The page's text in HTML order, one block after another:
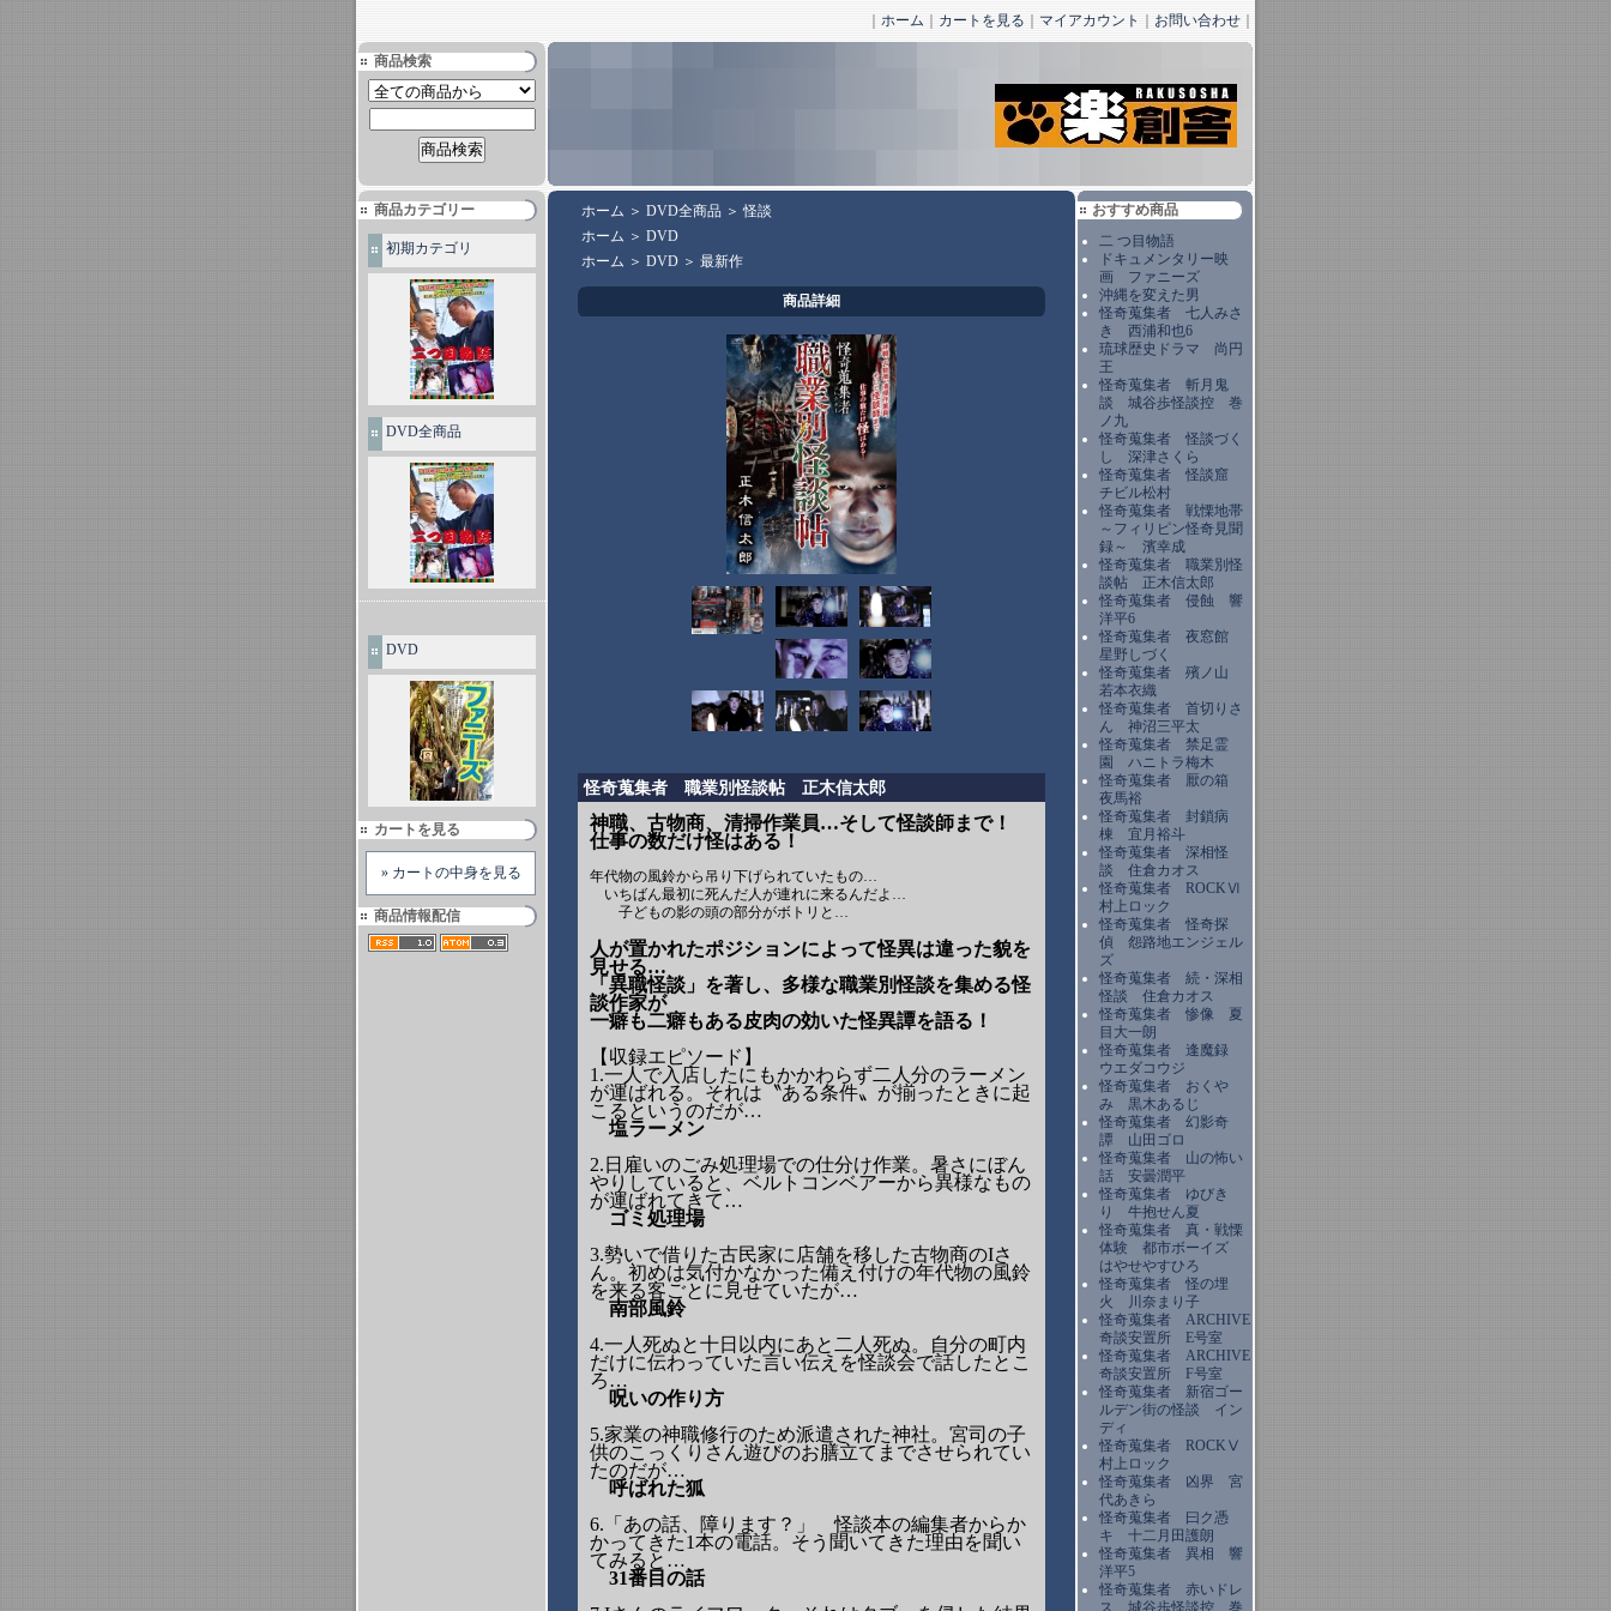
ホーム カートを見る マイアカウント お問い合わせ
商品検索
商品カテゴリー
初期カテゴリ
DVD全商品
DVD
カートを見る
» カートの中身を見る
商品情報配信
ホーム ＞ DVD全商品 ＞怪談
ホーム ＞ DVD
ホーム ＞ DVD ＞ 最新作
商品詳細
怪奇蒐集者 職業別怪談帖 正木信太郎
神職、古物商、清掃作業員…そして怪談師まで！
仕事の数だけ怪はある！
年代物の風鈴から吊り下げられていたもの…
いちばん最初に死んだ人が連れに来るんだよ…
子どもの影の頭の部分がボトリと…
人が置かれたポジションによって怪異は違った貌を
見せる…
「異職怪談」を著し、多様な職業別怪談を集める怪
談作家が
一癖も二癖もある皮肉の効いた怪異譚を語る！
【収録エピソード】
1.一人で入店したにもかかわらず二人分のラーメン
が運ばれる。それは〝ある条件〟が揃ったときに起
こるというのだが…
塩ラーメン
2.日雇いのごみ処理場での仕分け作業。暑さにぼん
やりしていると、ベルトコンベアーから異様なもの
が運ばれてきて…
ゴミ処理場
3.勢いで借りた古民家に店舗を移した古物商のIさ
ん。初めは気付かなかった備え付けの年代物の風鈴
を来る客ごとに見せていたが…
南部風鈴
4.一人死ぬと十日以内にあと二人死ぬ。自分の町内
だけに伝わっていた言い伝えを怪談会で話したとこ
ろ…
呪いの作り方
5.家業の神職修行のため派遣された神社。宮司の子
供のこっくりさん遊びのお膳立てまでさせられてい
たのだが…
呼ばれた狐
6.「あの話、障ります？」 怪談本の編集者からか
かってきた1本の電話。そう聞いてきた理由を聞い
てみると…
31番目の話
おすすめ商品
二 つ目物語
ドキュメンタリー映
画 ファニーズ
沖縄を変えた男
怪奇蒐集者 七人みさ
き 西浦和也6
琉球歴史ドラマ 尚円
王
怪奇蒐集者 斬月鬼
談 城谷歩怪談控 巻
ノ九
怪奇蒐集者 怪談づく
し 深津さくら
怪奇蒐集者 怪談窟
チビル松村
怪奇蒐集者 戦慄地帯
～フィリピン怪奇見聞
録～ 濱幸成
怪奇蒐集者 職業別怪
談帖 正木信太郎
怪奇蒐集者 侵蝕 響
洋平6
怪奇蒐集者 夜窓館
星野しづく
怪奇蒐集者 殯ノ山
若本衣織
怪奇蒐集者 首切りさ
ん 神沼三平太
怪奇蒐集者 禁足霊
園 ハニトラ梅木
怪奇蒐集者 厭の箱
夜馬裕
怪奇蒐集者 封鎖病
棟 宜月裕斗
怪奇蒐集者 深相怪
談 住倉カオス
怪奇蒐集者 ROCKⅥ
村上ロック
怪奇蒐集者 怪奇探
偵 怨路地エンジェル
ズ
怪奇蒐集者 続・深相
怪談 住倉カオス
怪奇蒐集者 惨像 夏
目大一朗
怪奇蒐集者 逢魔録
ウエダコウジ
怪奇蒐集者 おくや
み 黒木あるじ
怪奇蒐集者 幻影奇
譚 山田ゴロ
怪奇蒐集者 山の怖い
話 安曇潤平
怪奇蒐集者 ゆびき
り 牛抱せん夏
怪奇蒐集者 真・戦慄
体験 都市ボーイズ
はやせやすひろ
怪奇蒐集者 怪の埋
火 川奈まり子
怪奇蒐集者 ARCHIVE
奇談安置所 E号室
怪奇蒐集者 ARCHIVE
奇談安置所 F号室
怪奇蒐集者 新宿ゴー
ルデン街の怪談 イン
ディ
怪奇蒐集者 ROCKⅤ
村上ロック
怪奇蒐集者 凶界 宮
代あきら
怪奇蒐集者 曰ク憑
キ 十二月田護朗
怪奇蒐集者 異相 響
洋平5
怪奇蒐集者 赤いドレ
ス 城谷歩怪談控 巻